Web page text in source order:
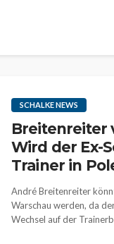
SCHALKE NEWS
Breitenreiter
Wird der Ex-
Trainer in
André Breitenreiter
Warschau werden, da
Wechsel auf der